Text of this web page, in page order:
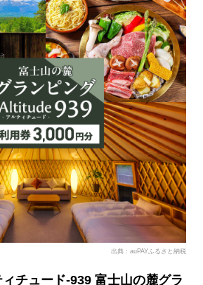
出典：auPAYふるさと納税
チュード-939 富士山の麓グラ